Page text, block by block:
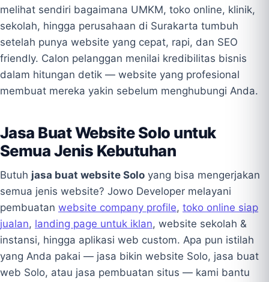
melihat sendiri bagaimana UMKM, toko online, klinik,
sekolah, hingga perusahaan di Surakarta tumbuh
setelah punya website yang cepat, rapi, dan SEO
friendly. Calon pelanggan menilai kredibilitas bisnis
dalam hitungan detik — website yang profesional
membuat mereka yakin sebelum menghubungi Anda.
Jasa Buat Website Solo untuk
Semua Jenis Kebutuhan
Butuh jasa buat website Solo yang bisa mengerjakan
semua jenis website? Jowo Developer melayani
pembuatan website company profile, toko online siap
jualan, landing page untuk iklan, website sekolah &
instansi, hingga aplikasi web custom. Apa pun istilah
yang Anda pakai — jasa bikin website Solo, jasa buat
web Solo, atau jasa pembuatan situs — kami bantu